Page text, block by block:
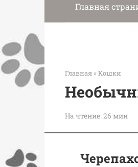
Главная
Главная »Кошки
На чтение:26 мин